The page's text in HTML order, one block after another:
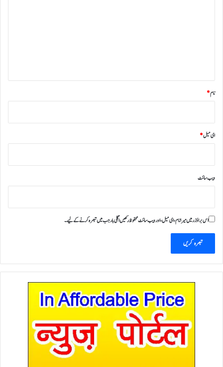
نام*
ای میل*
ویب‌ سائٹ
اس براؤزر میں میرا نام، ای میل، اور ویب سائٹ محفوظ رکھیں اگلی بار جب میں تبصرہ کرنے کےلیے۔